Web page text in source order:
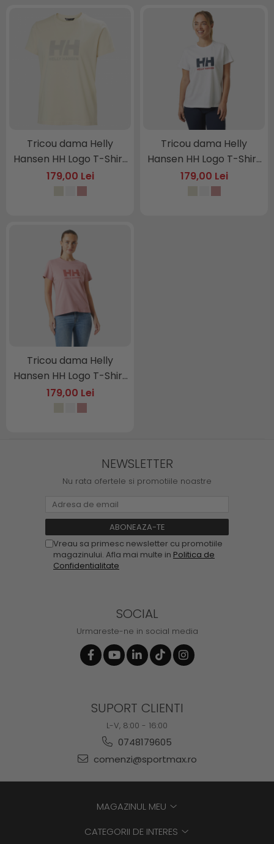
Tricou dama Helly
Hansen HH Logo T-Shirt
3.
179,00 Lei
Tricou dama Helly
Hansen HH Logo T-Shirt
3.
179,00 Lei
Tricou dama Helly
Hansen HH Logo T-Shirt
3.
179,00 Lei
NEWSLETTER
Nu rata ofertele si promotiile noastre
Vreau sa primesc newsletter cu promotiile
magazinului. Afla mai multe in Politica de
Confidentialitate
SOCIAL
Urmareste-ne in social media
SUPORT CLIENTI
L-V, 8:00 - 16:00
0748179605
comenzi@sportmax.ro
MAGAZINUL MEU
CATEGORII DE INTERES